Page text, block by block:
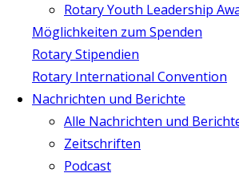
Rotary Youth Leadership
Möglichkeiten zum Spenden
Rotary Stipendien
Rotary International Convention
Nachrichten und Berichte
Alle Nachrichten und
Zeitschriften
Podcast